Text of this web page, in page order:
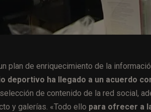
plan de enriquecimiento de la
deportivo ha llegado a un acuerdo
de contenido de la red social,
y galerías. «Todo ello para ofrecer a